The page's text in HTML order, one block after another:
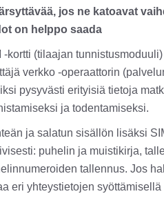
jos ne katoavat
on helppo saada
-kortti (tilaajan
verkko -operaattorin
pysyvästi erityisiä tietoja
ja todentamiseksi.
ja salatun sisällön lisäksi
puhelin ja muistikirja,
tallennus. Jos
eri yhteystietojen